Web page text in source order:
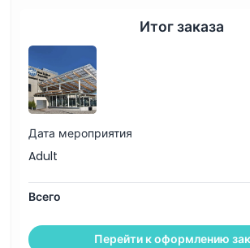
Вещи, которые нужно знать
Местоположение
Итог заказа
Дата мероприятия
Adult
Всего
Перейти к оформлению